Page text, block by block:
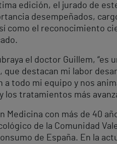
edición, el jurado de
desempeñados,
como el reconocimiento
el doctor Guillem,
que destacan mi labor
a todo mi equipo y nos
los tratamientos más
Medicina con más de 40
de la Comunidad
de España. En la